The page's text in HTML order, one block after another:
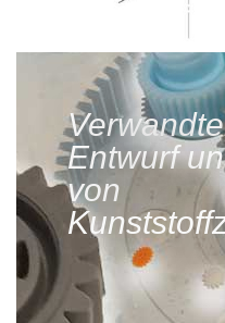
Entwurf
von